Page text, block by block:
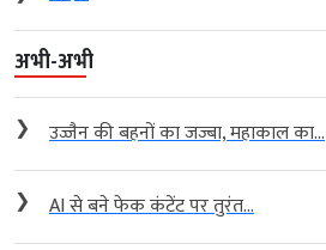
अभी-अभी
❯ उज्जैन की बहनों का जज्बा, महाकाल का...
❯ AI से बने फेक कंटेंट पर तुरंत...